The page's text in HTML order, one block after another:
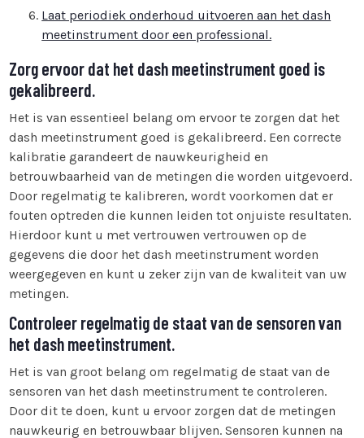
Laat periodiek onderhoud uitvoeren aan het dash
meetinstrument door een professional.
Zorg ervoor dat het dash meetinstrument goed is
gekalibreerd.
Het is van essentieel belang om ervoor te zorgen dat het
dash meetinstrument goed is gekalibreerd. Een correcte
kalibratie garandeert de nauwkeurigheid en
betrouwbaarheid van de metingen die worden uitgevoerd.
Door regelmatig te kalibreren, wordt voorkomen dat er
fouten optreden die kunnen leiden tot onjuiste resultaten.
Hierdoor kunt u met vertrouwen vertrouwen op de
gegevens die door het dash meetinstrument worden
weergegeven en kunt u zeker zijn van de kwaliteit van uw
metingen.
Controleer regelmatig de staat van de sensoren van
het dash meetinstrument.
Het is van groot belang om regelmatig de staat van de
sensoren van het dash meetinstrument te controleren.
Door dit te doen, kunt u ervoor zorgen dat de metingen
nauwkeurig en betrouwbaar blijven. Sensoren kunnen na